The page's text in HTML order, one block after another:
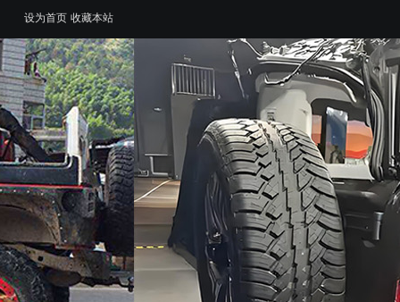
设为首页 收藏本站